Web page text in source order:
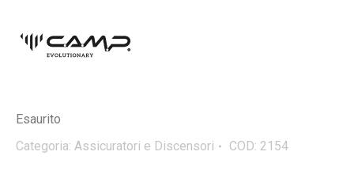
Esaurito
Categoria: Assicuratori e Discensori COD: 2154